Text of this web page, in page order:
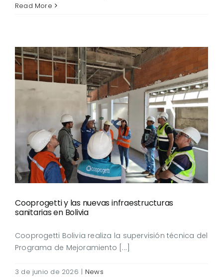
Read More
Cooprogetti y las nuevas
infraestructuras sanitarias
en Bolivia
Cooprogetti y las nuevas infraestructuras
sanitarias en Bolivia
Cooprogetti Bolivia realiza la supervisión técnica del
Programa de Mejoramiento [...]
3 de junio de 2026 | News